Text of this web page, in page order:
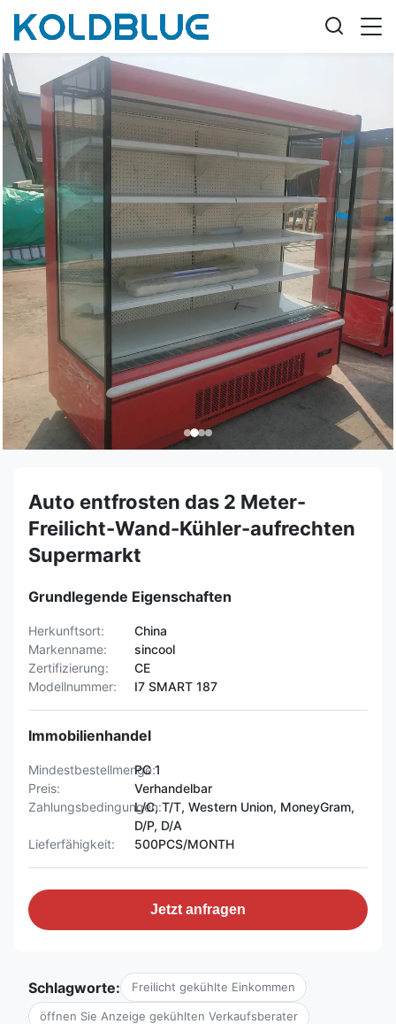
Auto entfrosten das 2 Meter-
Freilicht-Wand-Kühler-aufrechten
Supermarkt
Grundlegende Eigenschaften
Herkunftsort:
China
Markenname:
sincool
Zertifizierung:
CE
Modellnummer:
I7 SMART 187
Immobilienhandel
Mindestbestellmenge:
PC 1
Preis:
Verhandelbar
Zahlungsbedingungen:L/C, T/T, Western Union, MoneyGram,
D/P, D/A
Lieferfähigkeit:
500PCS/MONTH
Jetzt anfragen
Schlagworte: Freilicht gekühlte Einkommen
öffnen Sie Anzeige gekühlten Verkaufsberater